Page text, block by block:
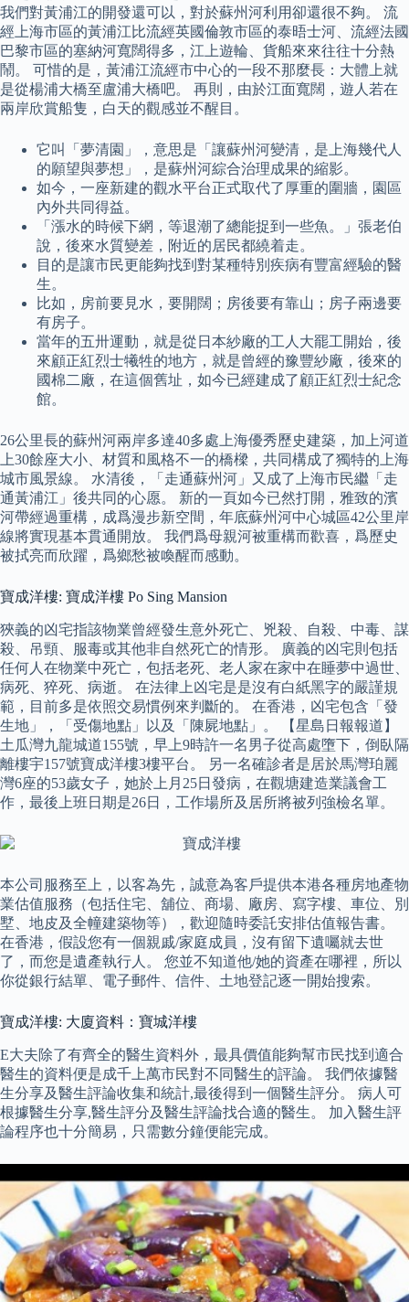
我們對黃浦江的開發還可以，對於蘇州河利用卻還很不夠。 流
經上海市區的黃浦江比流經英國倫敦市區的泰晤士河、流經法國
巴黎市區的塞納河寬闊得多，江上遊輪、貨船來來往往十分熱
鬧。 可惜的是，黃浦江流經市中心的一段不那麼長：大體上就
是從楊浦大橋至盧浦大橋吧。 再則，由於江面寬闊，遊人若在
兩岸欣賞船隻，白天的觀感並不醒目。
它叫「夢清園」，意思是「讓蘇州河變清，是上海幾代人
的願望與夢想」，是蘇州河綜合治理成果的縮影。
如今，一座新建的觀水平台正式取代了厚重的圍牆，園區
內外共同得益。
「漲水的時候下網，等退潮了總能捉到一些魚。」張老伯
說，後來水質變差，附近的居民都繞着走。
目的是讓市民更能夠找到對某種特別疾病有豐富經驗的醫
生。
比如，房前要見水，要開闊；房後要有靠山；房子兩邊要
有房子。
當年的五卅運動，就是從日本紗廠的工人大罷工開始，後
來顧正紅烈士犧牲的地方，就是曾經的豫豐紗廠，後來的
國棉二廠，在這個舊址，如今已經建成了顧正紅烈士紀念
館。
26公里長的蘇州河兩岸多達40多處上海優秀歷史建築，加上河道
上30餘座大小、材質和風格不一的橋樑，共同構成了獨特的上海
城市風景線。 水清後，「走通蘇州河」又成了上海市民繼「走
通黃浦江」後共同的心愿。 新的一頁如今已然打開，雅致的濱
河帶經過重構，成爲漫步新空間，年底蘇州河中心城區42公里岸
線將實現基本貫通開放。 我們爲母親河被重構而歡喜，爲歷史
被拭亮而欣躍，爲鄉愁被喚醒而感動。
寶成洋樓: 寶成洋樓 Po Sing Mansion
狹義的凶宅指該物業曾經發生意外死亡、兇殺、自殺、中毒、謀
殺、吊頸、服毒或其他非自然死亡的情形。 廣義的凶宅則包括
任何人在物業中死亡，包括老死、老人家在家中在睡夢中過世、
病死、猝死、病逝。 在法律上凶宅是是沒有白紙黑字的嚴謹規
範，目前多是依照交易慣例來判斷的。 在香港，凶宅包含「發
生地」，「受傷地點」以及「陳屍地點」。 【星島日報報道】
土瓜灣九龍城道155號，早上9時許一名男子從高處墮下，倒臥隔
離樓宇157號寶成洋樓3樓平台。 另一名確診者是居於馬灣珀麗
灣6座的53歲女子，她於上月25日發病，在觀塘建造業議會工
作，最後上班日期是26日，工作場所及居所將被列強檢名單。
本公司服務至上，以客為先，誠意為客戶提供本港各種房地產物
業估值服務（包括住宅、舖位、商場、廠房、寫字樓、車位、別
墅、地皮及全幢建築物等），歡迎隨時委託安排估值報告書。
在香港，假設您有一個親戚/家庭成員，沒有留下遺囑就去世
了，而您是遺產執行人。 您並不知道他/她的資產在哪裡，所以
你從銀行結單、電子郵件、信件、土地登記逐一開始搜索。
寶成洋樓: 大廈資料：寶城洋樓
E大夫除了有齊全的醫生資料外，最具價值能夠幫市民找到適合
醫生的資料便是成千上萬市民對不同醫生的評論。 我們依據醫
生分享及醫生評論收集和統計,最後得到一個醫生評分。 病人可
根據醫生分享,醫生評分及醫生評論找合適的醫生。 加入醫生評
論程序也十分簡易，只需數分鐘便能完成。